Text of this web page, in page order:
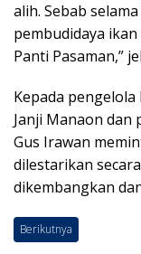
alih. Sebab
pembudidaya
Panti Pasaman,”
Kepada
Janji Manaon dan
Gus Irawan
dilestarikan
dikembangkan
Berikutnya